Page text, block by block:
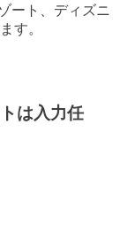
ート、ディズニ
す。
は入力任